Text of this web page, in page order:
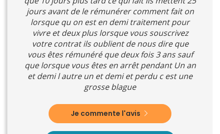
jours avant de le rémunérer comment fait on
lorsque qu on est en demi traitement pour
vivre et deux plus lorsque vous souscrivez
votre contrat ils oublient de nous dire que
vous êtes rémunéré que deux fois 3 ans sauf
que lorsque vous êtes en arrêt pendant Un an
et demi l autre un et demi et perdu c est une
grosse blague
Je commente l'avis